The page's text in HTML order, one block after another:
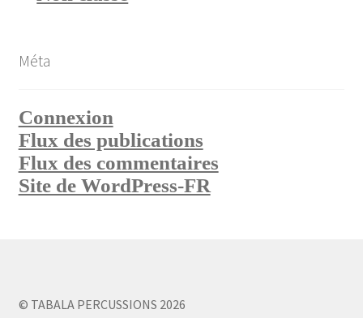
Méta
Connexion
Flux des publications
Flux des commentaires
Site de WordPress-FR
© TABALA PERCUSSIONS 2026